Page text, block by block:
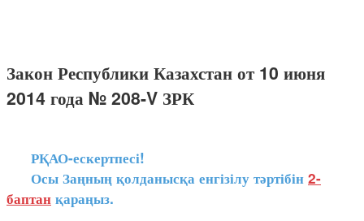
Закон Республики Казахстан от 10 июня
2014 года № 208-V ЗРК
РҚАО-ескертпесі!
Осы Заңның қолданысқа енгізілу тәртібін 2-
баптан қараңыз.